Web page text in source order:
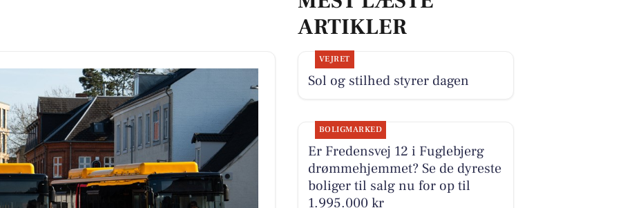
ARTIKLER
VEJRET
Sol og stilhed styrer dagen
BOLIGMARKED
Er Fredensvej 12 i Fuglebjerg
drømmehjemmet? Se de dyreste
boliger til salg nu for op til
1.995.000 kr